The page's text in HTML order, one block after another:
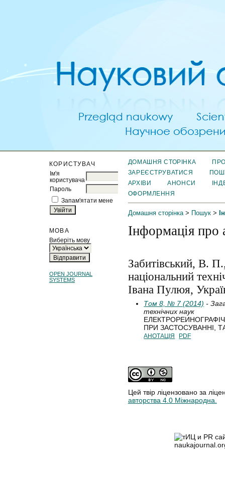
КОРИСТУВАЧ
Ім'я
користувача
Пароль
Запам'ятати мене
МОВА
Виберіть мову
OPEN JOURNAL
SYSTEMS
ДОМАШНЯ СТОРІНКА
ЗАРЕЄСТРУВАТИСЯ
АРХІВИ
АНОНСИ
ОФОРМЛЕННЯ
Домашня сторінка> Пошук>
Інформація про
Забитівський, В.
національний
Івана Пулюя,
Том 8, № 7 (2014) -
технічних наук
ПРИ ЗАСТОСУВАННІ,
АНОТАЦІЯ PDF
Цей твір ліцензовано за
авторства 4.0 Міжнародна.